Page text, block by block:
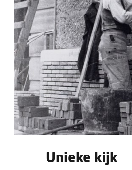
Unieke kijk